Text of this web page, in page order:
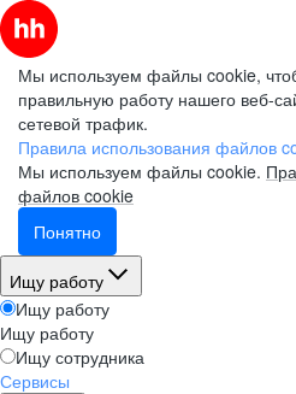
Мы используем файлы cookie,
правильную работу нашего веб-
сетевой трафик.
Правила использования файлов
Мы используем файлы cookie.
файлов cookie
Понятно
Ищу работу
Ищу работу
Ищу работу
Ищу сотрудника
Сервисы